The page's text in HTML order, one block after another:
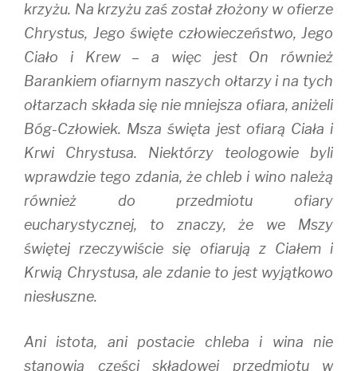
krzyżu. Na krzyżu zaś został złożony w ofierze
Chrystus, Jego święte człowieczeństwo, Jego
Ciało i Krew – a więc jest On również
Barankiem ofiarnym naszych ołtarzy i na tych
ołtarzach składa się nie mniejsza ofiara, aniżeli
Bóg-Człowiek. Msza święta jest ofiarą Ciała i
Krwi Chrystusa. Niektórzy teologowie byli
wprawdzie tego zdania, że chleb i wino należą
również do przedmiotu ofiary
eucharystycznej, to znaczy, że we Mszy
świętej rzeczywiście się ofiarują z Ciałem i
Krwią Chrystusa, ale zdanie to jest wyjątkowo
niesłuszne.
Ani istota, ani postacie chleba i wina nie
stanowią części składowej przedmiotu w